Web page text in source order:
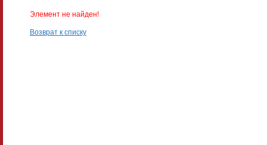
Элемент не найден!
Возврат к списку